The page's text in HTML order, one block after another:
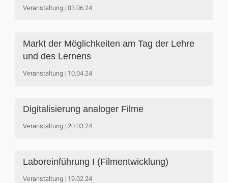
Veranstaltung 03.06.24
Markt der Möglichkeiten am Tag der Lehre
und des Lernens
Veranstaltung 10.04.24
Digitalisierung analoger Filme
Veranstaltung 20.03.24
Laboreinführung I (Filmentwicklung)
Veranstaltung 19.02.24